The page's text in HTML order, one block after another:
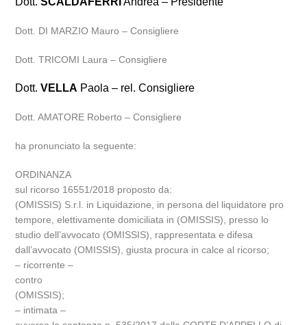
Dott. DI MARZIO Mauro – Consigliere
Dott. TRICOMI Laura – Consigliere
Dott.VELLA Paola – rel. Consigliere
Dott. AMATORE Roberto – Consigliere
ha pronunciato la seguente:
ORDINANZA
sul ricorso 16551/2018 proposto da:
(OMISSIS) S.r.l. in Liquidazione, in persona del liquidatore pro
tempore, elettivamente domiciliata in (OMISSIS), presso lo
studio dell’avvocato (OMISSIS), rappresentata e difesa
dall’avvocato (OMISSIS), giusta procura in calce al ricorso;
– ricorrente –
contro
(OMISSIS);
– intimata –